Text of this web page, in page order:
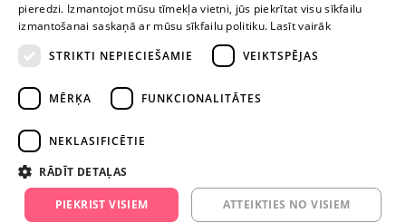
TURPINIET
ROTAĻĀTIES
info@yesyes.lv
facebook.com/yesyes.lv
Instagram/yesyes.lv
RUSSIAN
pieredzi. Izmantojot mūsu tīmekļa vietni, jūs piekrītat visu sīkfailu
izmantošanai saskaņā ar mūsu sīkfailu politiku. Lasīt vairāk
STRIKTI NEPIECIEŠAMIE
VEIKTSPĒJAS
MĒRĶA FUNKCIONALITĀTES
NEKLASIFICĒTIE
RĀDĪT DETAĻAS
PIEKRIST VISIEM ATTEIKTIES NO VISIEM